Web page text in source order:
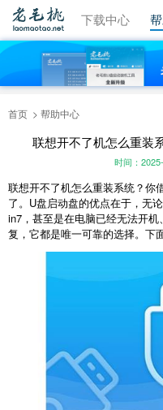
视频教程 下载中心
首页 帮助中心
联想开不了机怎么重装
时间：
联想开不了机怎么重装系统？你
了。U盘启动盘的优点在于，无
in7，甚至是在电脑已经无法开
复，它都是唯一可靠的选择。下